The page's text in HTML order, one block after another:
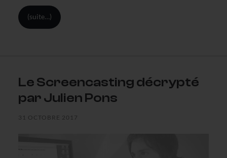
(suite…)
Le Screencasting décrypté
par Julien Pons
31 OCTOBRE 2017